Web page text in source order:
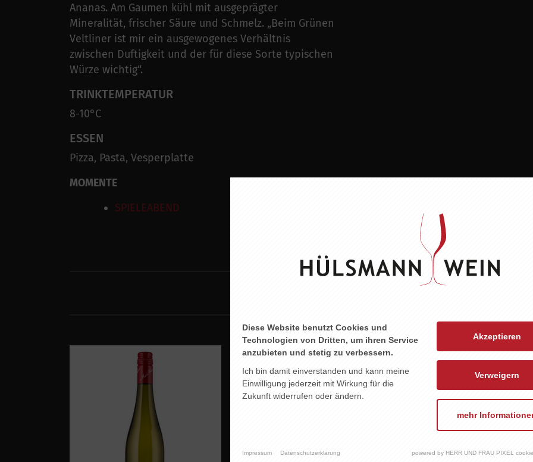
Ananas. Am Gaumen kühl mit ausgeprägter
Mineralität, frischer Säure und Schmelz. „Beim Grünen
Veltliner ist mir ein ausgewogenes Verhältnis
zwischen Duftigkeit und der für diese Sorte typischen
Würze wichtig“.
TRINKTEMPERATUR
8-10°C
ESSEN
Pizza, Pasta, Vesperplatte
MOMENTE
SPIELEABEND
Diese Website benutzt Cookies und
Technologien von Dritten, um ihren Service
anzubieten und stetig zu verbessern.
Ich bin damit einverstanden und kann meine
Einwilligung jederzeit mit Wirkung für die
Zukunft widerrufen oder ändern.
Akzeptieren
Verweigern
mehr
Impressum Datenschutzerklärung powered by HERR UND FRAU PIXEL